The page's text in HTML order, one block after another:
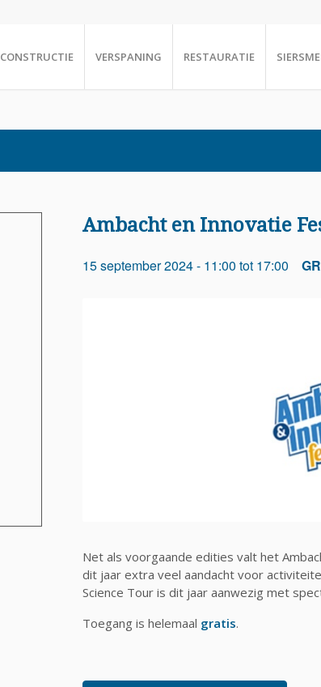
CONSTRUCTIE VERSPANING RESTAURATIE
Ambacht en Innovatie
15 september 2024 - 11:00 tot 17:00
Net als voorgaande edities valt het
dit jaar extra veel aandacht voor
Science Tour is dit jaar aanwezig met
Toegang is helemaal gratis.